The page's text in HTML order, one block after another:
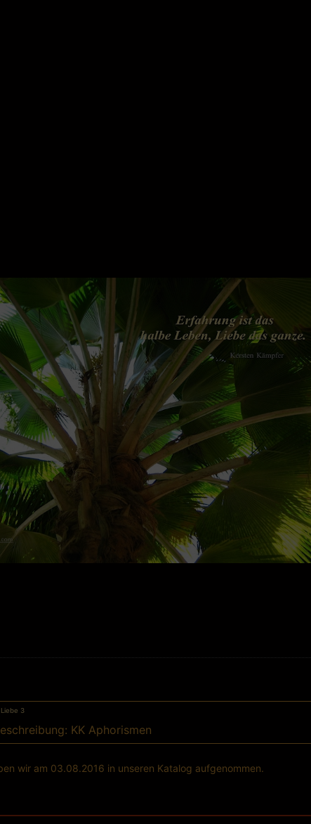
3
KK Aphorismen
wir am 03.08.2016 in unseren Katalog aufgenommen.